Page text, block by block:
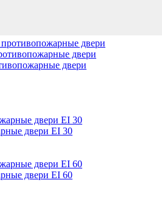
двери
двери
двери EI 30
двери EI 60